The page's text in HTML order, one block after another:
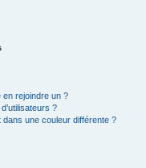
en rejoindre un ?
?
dans une couleur différente ?